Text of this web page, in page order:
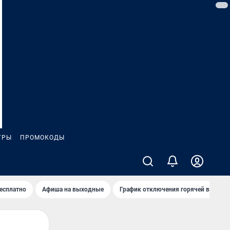
ПРОМОКОДЫ
Афиша на выходные График отключения горячей воды в